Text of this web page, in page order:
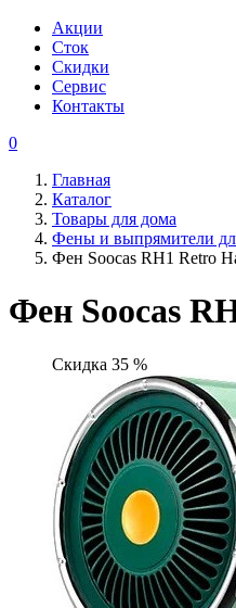
Акции
Сток
Скидки
Сервис
Контакты
0
Главная
Каталог
Товары для дома
Фены и выпрямители
Фен Soocas RH1 Retro
Фен Soocas
Скидка 35 %